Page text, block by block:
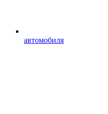
автомобиля